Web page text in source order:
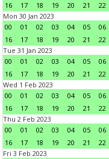
16
17 18 19 20 21 22
Mon 30 Jan 2023
00
01 02 03 04 05 06
16
17 18 19 20 21 22
Tue 31 Jan 2023
00
01 02 03 04 05 06
16
17 18 19 20 21 22
Wed 1 Feb 2023
00
01 02 03 04 05 06
16
17 18 19 20 21 22
Thu 2 Feb 2023
00
01 02 03 04 05 06
16
17 18 19 20 21 22
Fri 3 Feb 2023